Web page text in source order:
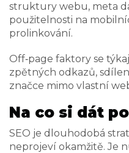
struktury webu, meta
použitelnosti na
prolinkování.
Off‑page faktory se
zpětných odkazů,
značce mimo vlastní
Na co si dát
SEO je dlouhodobá
neprojeví okamžitě. Je